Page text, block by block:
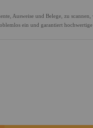
Ausweise und Belege, zu
ein und garantiert